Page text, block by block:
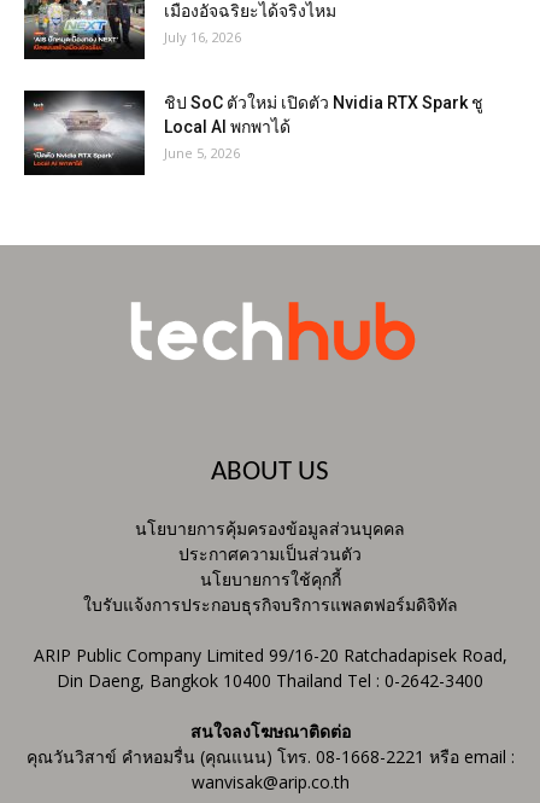
เมืองอัจฉริยะได้จริงไหม
July 16, 2026
ชิป SoC ตัวใหม่ เปิดตัว Nvidia RTX Spark ชู
Local AI พกพาได้
June 5, 2026
ABOUT US
นโยบายการคุ้มครองข้อมูลส่วนบุคคล
ประกาศความเป็นส่วนตัว
นโยบายการใช้คุกกี้
ใบรับแจ้งการประกอบธุรกิจบริการแพลตฟอร์มดิจิทัล
ARIP Public Company Limited 99/16-20 Ratchadapisek Road,
Din Daeng, Bangkok 10400 Thailand Tel : 0-2642-3400
สนใจลงโฆษณาติดต่อ
คุณวันวิสาข์ คำหอมรื่น (คุณแนน) โทร. 08-1668-2221 หรือ email :
wanvisak@arip.co.th